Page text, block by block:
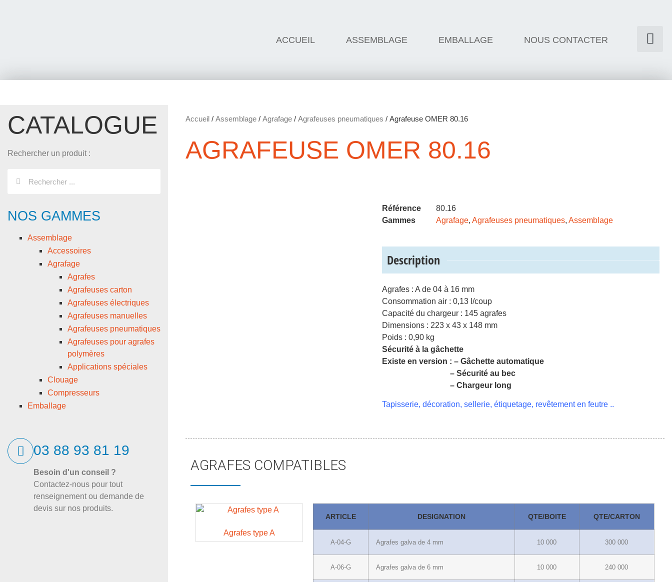
ACCUEIL ASSEMBLAGE EMBALLAGE NOUS CONTACTER
CATALOGUE
Rechercher un produit :
NOS GAMMES
Assemblage
Accessoires
Agrafage
Agrafes
Agrafeuses carton
Agrafeuses électriques
Agrafeuses manuelles
Agrafeuses pneumatiques
Agrafeuses pour agrafes
polymères
Applications spéciales
Clouage
Compresseurs
Emballage
03 88 93 81 19
Besoin d'un conseil ?
Contactez-nous pour tout
renseignement ou demande de
devis sur nos produits.
Accueil / Assemblage / Agrafage / Agrafeuses pneumatiques / Agrafeuse OMER 80.16
AGRAFEUSE OMER 80.16
Référence
80.16
Gammes
Agrafage,Agrafeuses pneumatiques,Assemblage
Description
Agrafes : A de 04 à 16 mm
Consommation air : 0,13 l/coup
Capacité du chargeur : 145 agrafes
Dimensions : 223 x 43 x 148 mm
Poids : 0,90 kg
Sécurité à la gâchette
Existe en version : – Gâchette automatique
– Sécurité au bec
– Chargeur long
Tapisserie, décoration, sellerie, étiquetage, revêtement en feutre ..
AGRAFES COMPATIBLES
Agrafes type A
ARTICLE DESIGNATION QTE/BOITE QTE/CARTON
A-04-G Agrafes galva de 4 mm 10 000 300 000
A-06-G Agrafes galva de 6 mm 10 000 240 000